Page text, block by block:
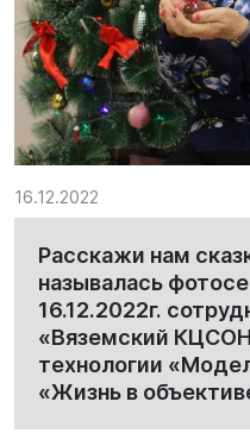
16.12.2022
Расскажи нам
называлась
16.12.2022г.
«Вяземский
технологии
«Жизнь в